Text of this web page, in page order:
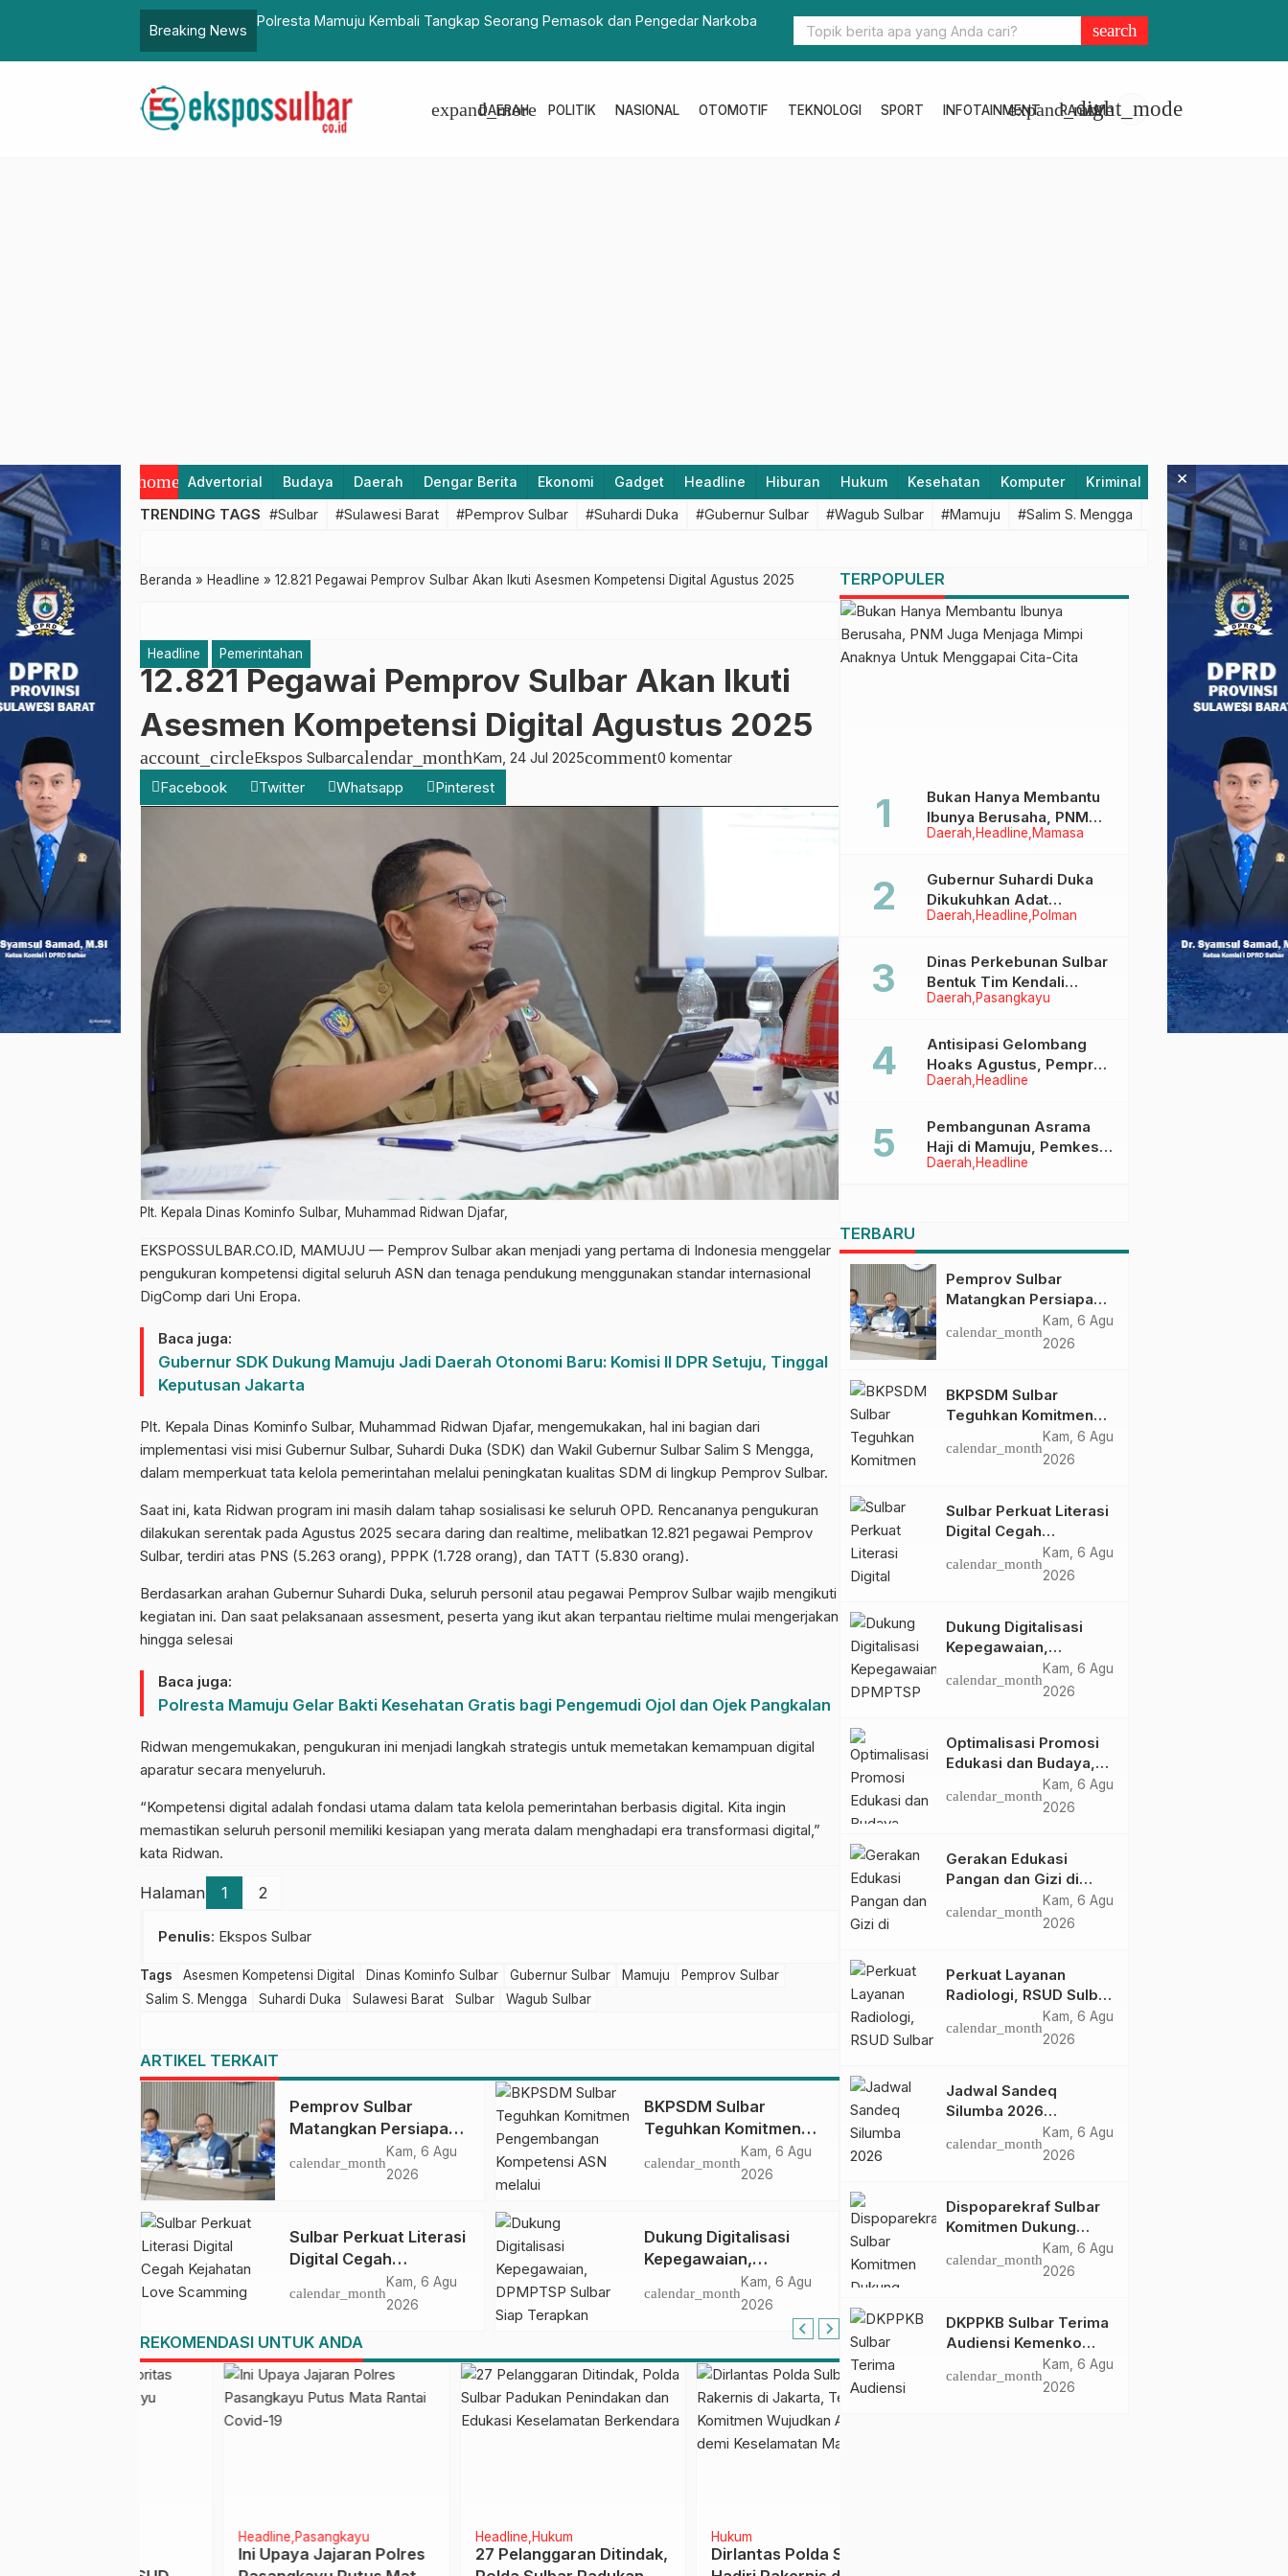
Breaking News
Seorang Pemasok dan Pengedar Narkoba TMMD Rampungkan Talud Perkuat Jalan
Ridwan Kamil: Progres IPAL Citarum Harum Hadirkan Manfaat Bagi
Bandung Raya
search
DAERAH
expand_more POLITIK NASIONAL OTOMOTIF TEKNOLOGI SPORT INFOTAINMENT RAGAM
expand_morelight_mode
home Advertorial Budaya Daerah Dengar Berita Ekonomi Gadget Headline Hiburan Hukum Kesehatan Komputer Kriminal Lifestyle
TRENDING TAGS #Sulbar #Sulawesi Barat #Pemprov Sulbar #Suhardi Duka #Gubernur Sulbar #Wagub Sulbar #Mamuju #Salim S. Mengga #featured #Polda
Beranda » Headline » 12.821 Pegawai Pemprov Sulbar Akan Ikuti Asesmen Kompetensi Digital Agustus 2025
Headline Pemerintahan
12.821 Pegawai Pemprov Sulbar Akan Ikuti
Asesmen Kompetensi Digital Agustus 2025
account_circleEkspos Sulbarcalendar_monthKam, 24 Jul 2025comment0 komentar
Facebook
Twitter Whatsapp Pinterest
Plt. Kepala Dinas Kominfo Sulbar, Muhammad Ridwan Djafar,
EKSPOSSULBAR.CO.ID, MAMUJU — Pemprov Sulbar akan menjadi yang pertama di Indonesia menggelar
pengukuran kompetensi digital seluruh ASN dan tenaga pendukung menggunakan standar internasional
DigComp dari Uni Eropa.
Baca juga:
Gubernur SDK Dukung Mamuju Jadi Daerah Otonomi Baru: Komisi II DPR Setuju, Tinggal
Keputusan Jakarta
Plt. Kepala Dinas Kominfo Sulbar, Muhammad Ridwan Djafar, mengemukakan, hal ini bagian dari
implementasi visi misi Gubernur Sulbar, Suhardi Duka (SDK) dan Wakil Gubernur Sulbar Salim S Mengga,
dalam memperkuat tata kelola pemerintahan melalui peningkatan kualitas SDM di lingkup Pemprov Sulbar.
Saat ini, kata Ridwan program ini masih dalam tahap sosialisasi ke seluruh OPD. Rencananya pengukuran
dilakukan serentak pada Agustus 2025 secara daring dan realtime, melibatkan 12.821 pegawai Pemprov
Sulbar, terdiri atas PNS (5.263 orang), PPPK (1.728 orang), dan TATT (5.830 orang).
Berdasarkan arahan Gubernur Suhardi Duka, seluruh personil atau pegawai Pemprov Sulbar wajib mengikuti
kegiatan ini. Dan saat pelaksanaan assesment, peserta yang ikut akan terpantau rieltime mulai mengerjakan
hingga selesai
Baca juga:
Polresta Mamuju Gelar Bakti Kesehatan Gratis bagi Pengemudi Ojol dan Ojek Pangkalan
Ridwan mengemukakan, pengukuran ini menjadi langkah strategis untuk memetakan kemampuan digital
aparatur secara menyeluruh.
“Kompetensi digital adalah fondasi utama dalam tata kelola pemerintahan berbasis digital. Kita ingin
memastikan seluruh personil memiliki kesiapan yang merata dalam menghadapi era transformasi digital,”
kata Ridwan.
Halaman 1 2
Penulis: Ekspos Sulbar
Tags Asesmen Kompetensi Digital Dinas Kominfo Sulbar Gubernur Sulbar Mamuju
Pemprov Sulbar
Salim S. Mengga
Suhardi Duka Sulawesi Barat Sulbar Wagub Sulbar
ARTIKEL TERKAIT
Pemprov Sulbar
Matangkan Persiapan
HUT Ke-81 RI, Puncak
Upacara di Lapangan
calendar_month
Kam, 6 Agu
2026
BKPSDM Sulbar
Teguhkan Komitmen
Pengembangan
Kompetensi ASN
Perjanjian Tugas
Belajar 2026
calendar_month
Kam, 6 Agu
2026
Sulbar Perkuat Literasi
Digital Cegah
Kejahatan Love
Scamming
calendar_month
Kam, 6 Agu
2026
Dukung Digitalisasi
Kepegawaian,
DPMPTSP Sulbar Siap
Terapkan Aplikasi
calendar_month
Kam, 6 Agu
2026
REKOMENDASI UNTUK ANDA
Pasangkayu
Ini Upaya Jajaran Polres
Hukum
27 Pelanggaran Ditindak,
Dirlantas Polda Sulbar
TERPOPULER
Daerah Headline Mamasa
Bukan Hanya Membantu
Ibunya Berusaha, PNM
Juga Menjaga Mimpi
Menggapai Cita-Cita
Daerah Headline Polman
Gubernur Suhardi Duka
Dikukuhkan Adat
Balanipa, Raih Gelar Sulo
Daerah Pasangkayu
Dinas Perkebunan Sulbar
Bentuk Tim Kendali
Internal ICS untuk Dukung
di Pasangkayu
Daerah Headline
Antisipasi Gelombang
Hoaks Agustus, Pemprov
Sulbar Ajak Warga Jaga
Daerah Headline
Pembangunan Asrama
Haji di Mamuju, Pemkesra
dan Kementerian Haji
TERBARU
Pemprov Sulbar
Matangkan Persiapan
HUT Ke-81 RI, Puncak
Upacara di Lapangan
calendar_month
Kam, 6 Agu
2026
BKPSDM Sulbar
Teguhkan Komitmen
Pengembangan
Kompetensi ASN
Perjanjian Tugas
Belajar 2026
calendar_month
Kam, 6 Agu
2026
Sulbar Perkuat Literasi
Digital Cegah
Kejahatan Love
Scamming
calendar_month
Kam, 6 Agu
2026
Dukung Digitalisasi
Kepegawaian,
DPMPTSP Sulbar Siap
Terapkan Aplikasi
calendar_month
Kam, 6 Agu
2026
Optimalisasi Promosi
Edukasi dan Budaya,
Anjungan Provinsi
Sulawesi Barat Perkuat
TMII
calendar_month
Kam, 6 Agu
2026
Gerakan Edukasi
Pangan dan Gizi di
Mamasa: Tingkatkan
Pengetahuan dan
calendar_month
Kam, 6 Agu
2026
Perkuat Layanan
Radiologi, RSUD Sulbar
Sambut Kembali dr. Iis
Imelda, Sp.Rad
calendar_month
Kam, 6 Agu
2026
Jadwal Sandeq
Silumba 2026
Dispoparekraf Sulbar
calendar_month
Kam, 6 Agu
2026
Dispoparekraf Sulbar
Komitmen Dukung
Penyusunan RAD
TPB/SDGs Sulawesi
calendar_month
Kam, 6 Agu
2026
DKPPKB Sulbar Terima
Audiensi Kemenko
Kumham Imipas RI,
Perkuat Pelayanan
calendar_month
Kam, 6 Agu
2026
×